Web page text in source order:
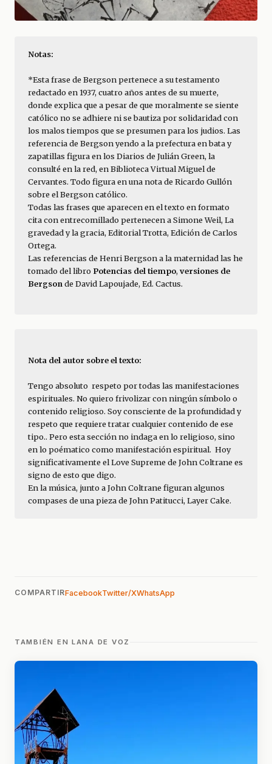
Notas:
*Esta frase de Bergson pertenece a su testamento
redactado en 1937, cuatro años antes de su muerte,
donde explica que a pesar de que moralmente se siente
católico no se adhiere ni se bautiza por solidaridad con
los malos tiempos que se presumen para los judios. Las
referencia de Bergson yendo a la prefectura en bata y
zapatillas figura en los Diarios de Julián Green, la
consulté en la red, en Biblioteca Virtual Miguel de
Cervantes. Todo figura en una nota de Ricardo Gullón
sobre el Bergson católico.
Todas las frases que aparecen en el texto en formato
cita con entrecomillado pertenecen a Simone Weil, La
gravedad y la gracia, Editorial Trotta, Edición de Carlos
Ortega.
Las referencias de Henri Bergson a la maternidad las he
tomado del libro Potencias del tiempo, versiones de
Bergson de David Lapoujade, Ed. Cactus.
Nota del autor sobre el texto:
Tengo absoluto  respeto por todas las manifestaciones
espirituales. No quiero frivolizar con ningún símbolo o
contenido religioso. Soy consciente de la profundidad y
respeto que requiere tratar cualquier contenido de ese
tipo.. Pero esta sección no indaga en lo religioso, sino
en lo poématico como manifestación espiritual.  Hoy
significativamente el Love Supreme de John Coltrane es
signo de esto que digo.
En la música, junto a John Coltrane figuran algunos
compases de una pieza de John Patitucci, Layer Cake.
COMPARTIRFacebookTwitter/XWhatsApp
TAMBIÉN EN LANA DE VOZ